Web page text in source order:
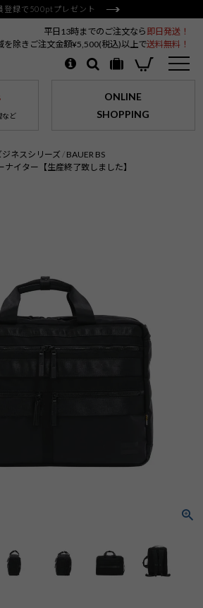
登録で500ptプレゼント
平日13時までのご注文なら 即日発送！
を除きご注文金額¥5,500(税込)以上で送料無料！
など
ONLINE
SHOPPING
ジネスシリーズ
BAUER BS
イター【生産終了致しました】